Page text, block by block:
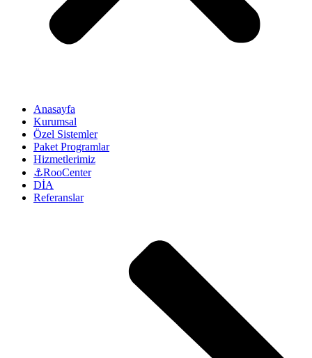
Anasayfa
Kurumsal
Özel Sistemler
Paket Programlar
Hizmetlerimiz
⚓RooCenter
DİA
Referanslar